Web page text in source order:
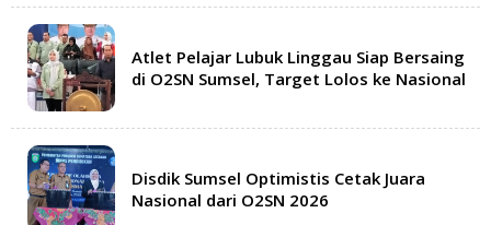
Atlet Pelajar Lubuk Linggau Siap Bersaing
di O2SN Sumsel, Target Lolos ke Nasional
Disdik Sumsel Optimistis Cetak Juara
Nasional dari O2SN 2026